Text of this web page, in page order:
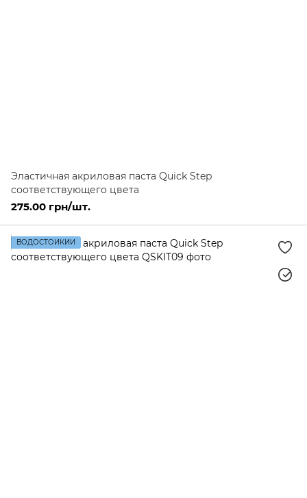
Эластичная акриловая паста Quick Step
соответствующего цвета
275.00 грн/шт.
ВОДОСТОЙКИЙ